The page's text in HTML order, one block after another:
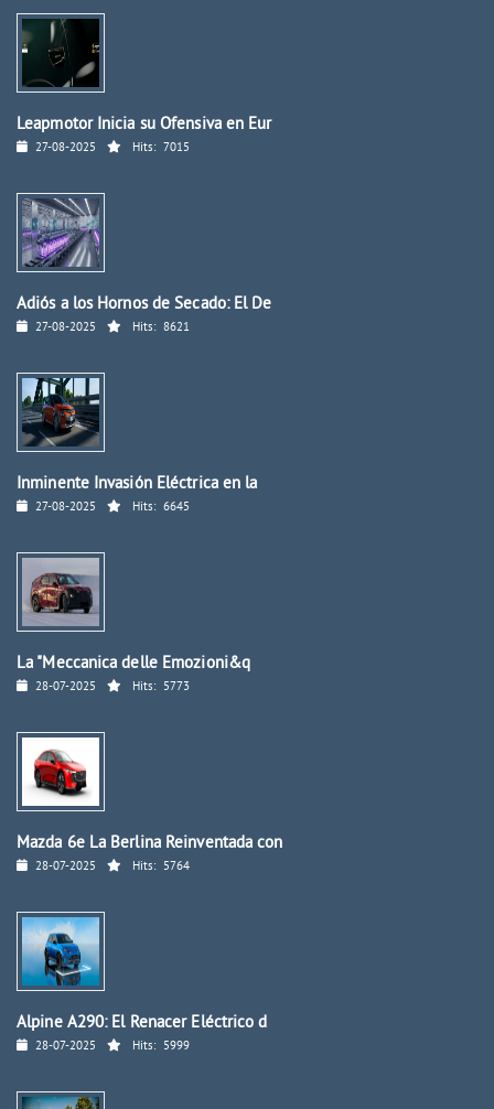
Leapmotor Inicia su Ofensiva en Eur
27-08-2025 Hits: 7015
Adiós a los Hornos de Secado: El De
27-08-2025 Hits: 8621
Inminente Invasión Eléctrica en la
27-08-2025 Hits: 6645
La "Meccanica delle Emozioni&q
28-07-2025 Hits: 5773
Mazda 6e La Berlina Reinventada con
28-07-2025 Hits: 5764
Alpine A290: El Renacer Eléctrico d
28-07-2025 Hits: 5999